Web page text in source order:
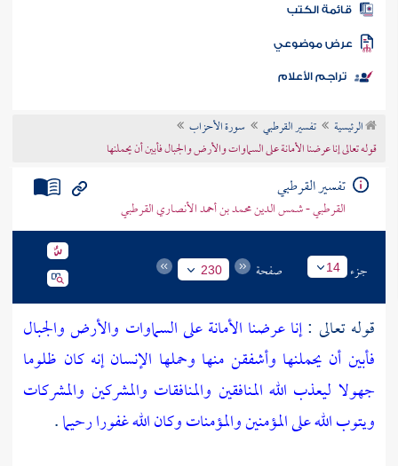
المكتبة
الكتب
موضوعي
تراجم الأعلام
الرئيسية تفسير القرطبي
سورة الأحزاب
قوله تعالى إنا عرضنا الأمانة على السماوات والأرض والجبال فأبين أن يحملنها
تفسير القرطبي
القرطبي - شمس الدين محمد بن أحمد الأنصاري القرطبي
جزء 14 صفحة 230
قوله تعالى :إنا عرضنا الأمانة على السماوات والأرض والجبال
فأبين أن يحملنها وأشفقن منها وحملها الإنسان إنه كان ظلوما
جهولا ليعذب الله المنافقين والمنافقات والمشركين والمشركات
ويتوب الله على المؤمنين والمؤمنات وكان الله غفورا رحيما.